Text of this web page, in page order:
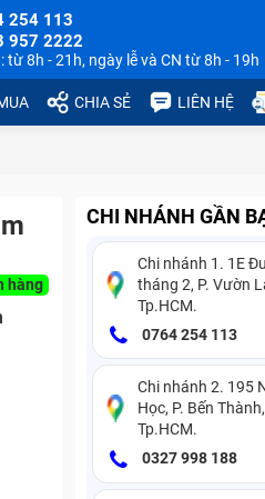
254 113
957 2222
từ 8h - 21h, ngày lễ và CN từ 8h - 19h
CHIA SẺ LIÊN HỆ
hàng
CHI NHÁNH GẦN
Chi nhánh 1. 1E
tháng 2, P. Vườn
Tp.HCM.
0764 254 113
Chi nhánh 2. 195
Học, P. Bến
Tp.HCM.
0327 998 188